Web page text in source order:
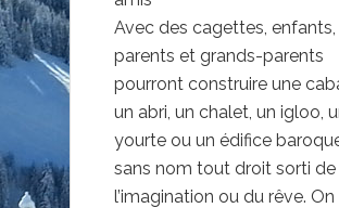
Avec des cagettes, enfants,
parents et grands-parents
pourront construire une
un abri, un chalet, un igloo,
yourte ou un édifice
sans nom tout droit sorti de
l’imagination ou du rêve. On